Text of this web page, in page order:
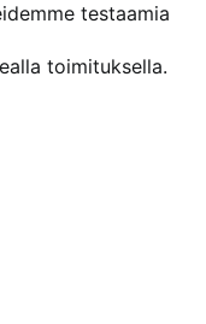
testaamia
toimituksella.